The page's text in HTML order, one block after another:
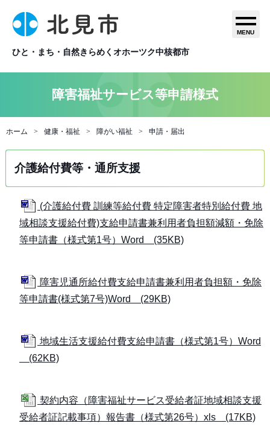
ひと・まち・自然きらめくオホーツク中核都市
MENU
障害福祉サービス等申請様式
ホーム 健康・福祉 障がい福祉 申請・届出
介護給付費等・通所支援
(介護給付費 訓練等給付費 特定障害者特別給付費 地
域相談支援給付費)支給申請書兼利用者負担額減額・免除
等申請書（様式第1号）Word (35KB)
障害児通所給付費支給申請書兼利用者負担額・免除
等申請書(様式第7号)Word (29KB)
地域生活支援給付費支給申請書（様式第1号）Word
(62KB)
契約内容（障害福祉サービス受給者証地域相談支援
受給者証記載事項）報告書（様式第26号）xls (17KB)